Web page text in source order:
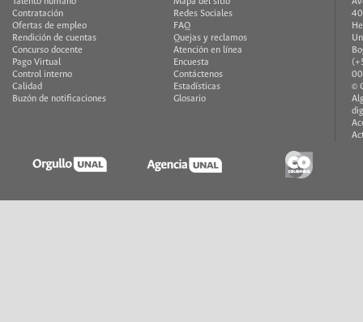
Talento humano
Contratación
Ofertas de empleo
Rendición de cuentas
Concurso docente
Pago Virtual
Control interno
Calidad
Buzón de notificaciones
Mapa del sitio
Redes Sociales
FAQ
Quejas y reclamos
Atención en línea
Encuesta
Contáctenos
Estadísticas
Glosario
©